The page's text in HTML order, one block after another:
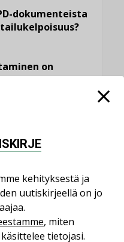
dokumenteista
on
kehityksestä ja
uutiskirjeellä on jo
, miten
tietojasi.